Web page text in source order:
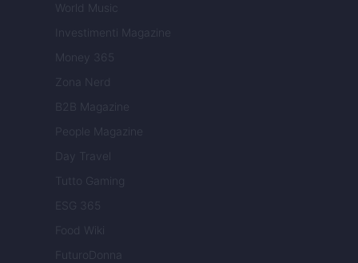
World Music
Investimenti Magazine
Money 365
Zona Nerd
B2B Magazine
People Magazine
Day Travel
Tutto Gaming
ESG 365
Food Wiki
FuturoDonna